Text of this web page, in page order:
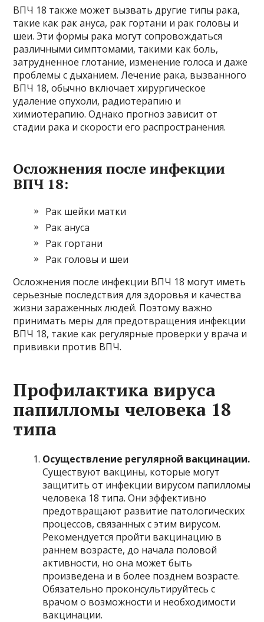
ВПЧ 18 также может вызвать другие типы рака,
такие как рак ануса, рак гортани и рак головы и
шеи. Эти формы рака могут сопровождаться
различными симптомами, такими как боль,
затрудненное глотание, изменение голоса и даже
проблемы с дыханием. Лечение рака, вызванного
ВПЧ 18, обычно включает хирургическое
удаление опухоли, радиотерапию и
химиотерапию. Однако прогноз зависит от
стадии рака и скорости его распространения.
Осложнения после инфекции
ВПЧ 18:
Рак шейки матки
Рак ануса
Рак гортани
Рак головы и шеи
Осложнения после инфекции ВПЧ 18 могут иметь
серьезные последствия для здоровья и качества
жизни зараженных людей. Поэтому важно
принимать меры для предотвращения инфекции
ВПЧ 18, такие как регулярные проверки у врача и
прививки против ВПЧ.
Профилактика вируса
папилломы человека 18
типа
Осуществление регулярной вакцинации.
Существуют вакцины, которые могут
защитить от инфекции вирусом папилломы
человека 18 типа. Они эффективно
предотвращают развитие патологических
процессов, связанных с этим вирусом.
Рекомендуется пройти вакцинацию в
раннем возрасте, до начала половой
активности, но она может быть
произведена и в более позднем возрасте.
Обязательно проконсультируйтесь с
врачом о возможности и необходимости
вакцинации.